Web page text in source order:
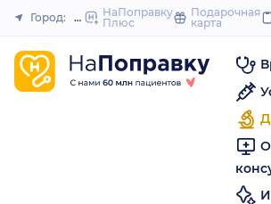
Закрыть
Город: ПермьНаПоправку
Плюс
Подарочная
карта